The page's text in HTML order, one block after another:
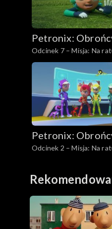
Petronix:
zwierząt
Odcinek 7 – Misja: Na
karibu
Petronix:
zwierząt
Odcinek 2 – Misja: Na